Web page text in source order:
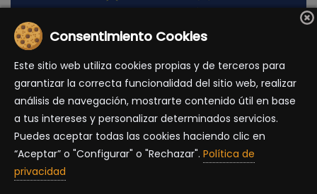
DIRECCIÓN GENERAL DE EMPLEO, ASUNTOS SOCIALES E
IGUALDAD DE OPORTUNIDADES DE LA COMISIÓN
EUROPEA
ACUERDO CON LOS TILOS
Consentimiento Cookies
Este sitio web utiliza cookies propias y de terceros para
garantizar la correcta funcionalidad del sitio web, realizar
análisis de navegación, mostrarte contenido útil en base
a tus intereses y personalizar determinados servicios.
Puedes aceptar todas las cookies haciendo clic en
“Aceptar” o "Configurar" o "Rechazar". Política de
privacidad